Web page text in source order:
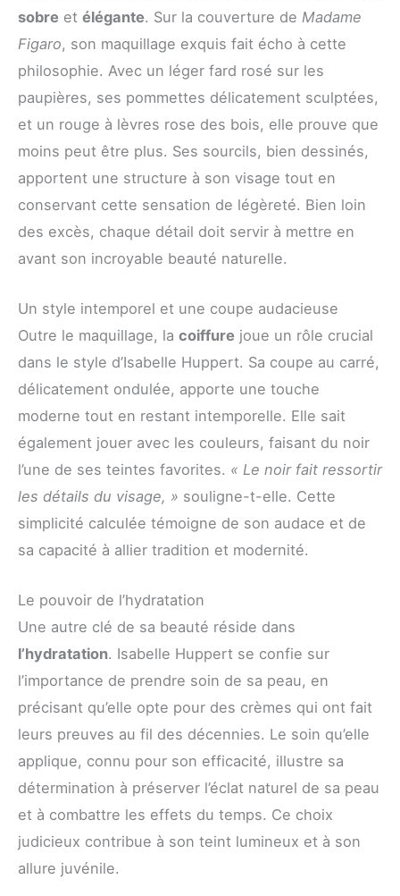
sobre et élégante. Sur la couverture de Madame
Figaro, son maquillage exquis fait écho à cette
philosophie. Avec un léger fard rosé sur les
paupières, ses pommettes délicatement sculptées,
et un rouge à lèvres rose des bois, elle prouve que
moins peut être plus. Ses sourcils, bien dessinés,
apportent une structure à son visage tout en
conservant cette sensation de légèreté. Bien loin
des excès, chaque détail doit servir à mettre en
avant son incroyable beauté naturelle.
Un style intemporel et une coupe audacieuse
Outre le maquillage, la coiffure joue un rôle crucial
dans le style d’Isabelle Huppert. Sa coupe au carré,
délicatement ondulée, apporte une touche
moderne tout en restant intemporelle. Elle sait
également jouer avec les couleurs, faisant du noir
l’une de ses teintes favorites. « Le noir fait ressortir
les détails du visage, » souligne-t-elle. Cette
simplicité calculée témoigne de son audace et de
sa capacité à allier tradition et modernité.
Le pouvoir de l’hydratation
Une autre clé de sa beauté réside dans
l’hydratation. Isabelle Huppert se confie sur
l’importance de prendre soin de sa peau, en
précisant qu’elle opte pour des crèmes qui ont fait
leurs preuves au fil des décennies. Le soin qu’elle
applique, connu pour son efficacité, illustre sa
détermination à préserver l’éclat naturel de sa peau
et à combattre les effets du temps. Ce choix
judicieux contribue à son teint lumineux et à son
allure juvénile.